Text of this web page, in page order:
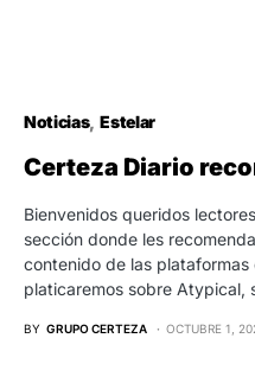
Noticias Estelar
Certeza Diario
Bienvenidos queridos
sección donde les
contenido de las
platicaremos sobre Atypical,
BY GRUPO CERTEZA OCTUBRE 1,